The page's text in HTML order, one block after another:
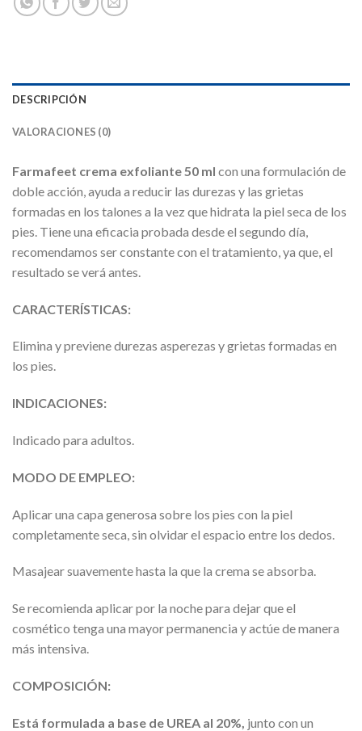
DESCRIPCIÓN
VALORACIONES (0)
Farmafeet crema exfoliante 50 ml con una formulación de
doble acción, ayuda a reducir las durezas y las grietas
formadas en los talones a la vez que hidrata la piel seca de los
pies. Tiene una eficacia probada desde el segundo día,
recomendamos ser constante con el tratamiento, ya que, el
resultado se verá antes.
CARACTERÍSTICAS:
Elimina y previene durezas asperezas y grietas formadas en
los pies.
INDICACIONES:
Indicado para adultos.
MODO DE EMPLEO:
Aplicar una capa generosa sobre los pies con la piel
completamente seca, sin olvidar el espacio entre los dedos.
Masajear suavemente hasta la que la crema se absorba.
Se recomienda aplicar por la noche para dejar que el
cosmético tenga una mayor permanencia y actúe de manera
más intensiva.
COMPOSICIÓN:
Está formulada a base de UREA al 20%, junto con un